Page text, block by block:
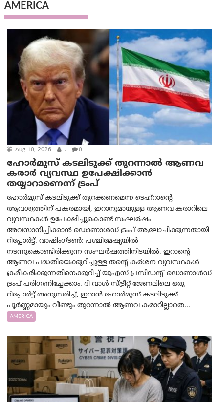
AMERICA
Aug 10, 2026 . 0
ഹോർമുസ് കടലിടുക്ക് തുറന്നാൽ ആണവ
കരാർ വ്യവസ്ഥ ഉപേക്ഷിക്കാൻ
തയ്യാറാണെന്ന് ട്രം‌പ്
ഹോർമുസ് കടലിടുക്ക് തുറക്കണമെന്ന ടെഹ്‌റാന്റെ
ആവശ്യത്തിന് പകരമായി, ഇറാനുമായുള്ള ആണവ കരാറിലെ
വ്യവസ്ഥകൾ ഉപേക്ഷിച്ചുകൊണ്ട് സംഘർഷം
അവസാനിപ്പിക്കാൻ ഡൊണാൾഡ് ട്രംപ് ആലോചിക്കുന്നതായി
റിപ്പോർട്ട്. വാഷിംഗ്ടണ്‍: പശ്ചിമേഷ്യയിൽ
നടന്നുകൊണ്ടിരിക്കുന്ന സംഘർഷത്തിനിടയിൽ, ഇറാന്റെ
ആണവ പദ്ധതിയെക്കുറിച്ചുള്ള തന്റെ കർശന വ്യവസ്ഥകൾ
ക്രമീകരിക്കുന്നതിനെക്കുറിച്ച് യുഎസ് പ്രസിഡന്റ് ഡൊണാൾഡ്
ട്രംപ് പരിഗണിച്ചേക്കാം. ദി വാൾ സ്ട്രീറ്റ് ജേണലിലെ ഒരു
റിപ്പോർട്ട് അനുസരിച്ച്, ഇറാൻ ഹോർമുസ് കടലിടുക്ക്
പൂർണ്ണമായും വീണ്ടും തുറന്നാൽ ആണവ കരാറില്ലാതെ...
AMERICA